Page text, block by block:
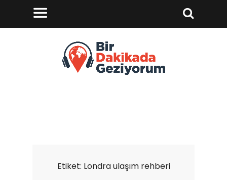
Etiket: Londra ulaşım rehberi